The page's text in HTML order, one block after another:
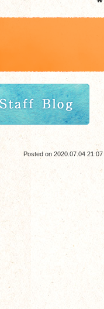
Posted on 2020.07.04 21:07